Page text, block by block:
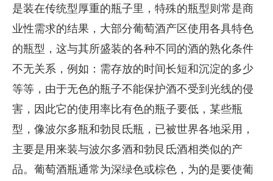
是装在传统型厚重的瓶子里，特殊的瓶型则常是商
业性需求的结果，大部分葡萄酒产区使用各具特色
的瓶型，这与其所盛装的各种不同的酒的熟化条件
不无关系，例如：需存放的时间长短和沉淀的多少
等等，由于无色的瓶子不能保护酒不受到光线的侵
害，因此它的使用率比有色的瓶子要低，某些瓶
型，像波尔多瓶和勃艮氐瓶，已被世界各地采用，
主要是用来装与波尔多酒和勃艮氐酒相类似的产
品。葡萄酒瓶通常为深绿色或棕色，为的是要使葡